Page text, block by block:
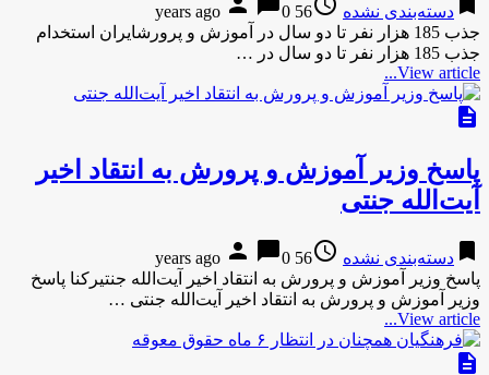
دسته‌بندی نشده 56 years ago
0
جذب 185 هزار نفر تا دو سال در آموزش و پرورشایران استخدام
جذب 185 هزار نفر تا دو سال در …
View article...
description
پاسخ وزیر آموزش و پرورش به انتقاد اخیر
آیت‌الله جنتی
bookmark دسته‌بندی نشده access_time
56 years ago
person chat_bubble0
پاسخ وزیر آموزش و پرورش به انتقاد اخیر آیت‌الله جنتیرکنا پاسخ
وزیر آموزش و پرورش به انتقاد اخیر آیت‌الله جنتی …
View article...
description